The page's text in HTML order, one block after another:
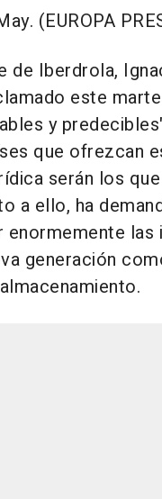
(EUROPA
de Iberdrola,
este
y
que ofrezcan
serán los
a ello, ha
enormemente las
generación